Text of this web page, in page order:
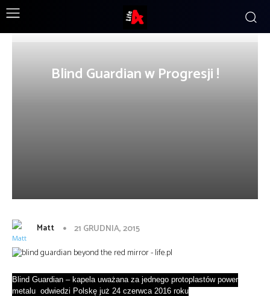
Blind Guardian w Progresji !
Matt 21 GRUDNIA, 2015
Blind Guardian – kapela uważana za jednego protoplastów power
metalu odwiedzi Polskę już 24 czerwca 2016 roku